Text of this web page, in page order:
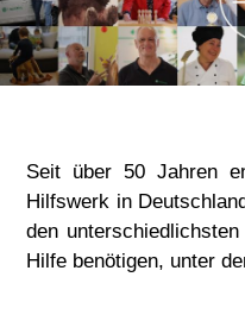
Seit über 50 Jahren
Hilfswerk in
den
Hilfe benötigen, unter